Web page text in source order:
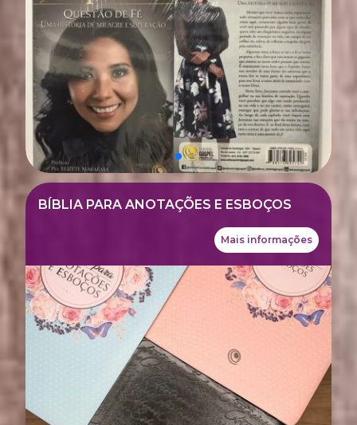
BÍBLIA PARA ANOTAÇÕES E ESBOÇOS
Mais informações